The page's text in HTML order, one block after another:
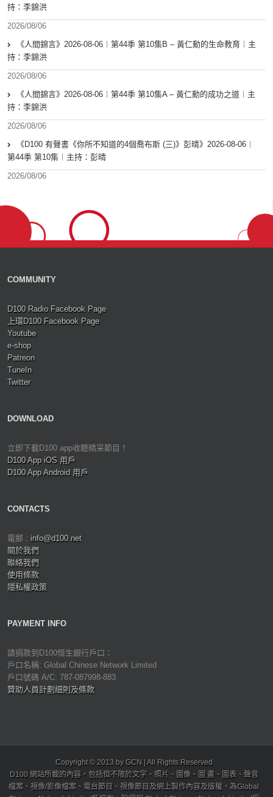
持：李錦洪
2026/08/06
《人間錦言》2026-08-06︱第44季 第10集B – 黃仁勳的生命教育︱主
持：李錦洪
2026/08/06
《人間錦言》2026-08-06︱第44季 第10集A – 黃仁勳的成功之道︱主
持：李錦洪
2026/08/06
《D100 有聲書《你所不知道的4個喬布斯 (三)》彭晴》2026-08-06︱
第44季 第10集︱主持：彭晴
2026/08/06
COMMUNITY
D100 Radio Facebook Page
上環D100 Facebook Page
Youtube
e-shop
Patreon
TuneIn
Twitter
DOWNLOAD
立即下載D100 app收聽精采節目！
D100 App iOS 用戶
D100 App Android 用戶
CONTACTS
電郵 : info@d100.net
關於我們
聯絡我們
使用條款
隱私權政策
PAYMENT INFO
請捐款到D100恒生銀行戶口：
戶口名稱: Global Chinese Network Limited
戶口號碼 A/C: 787-087998-883
贊助人員計劃細則及條款
Copyright © 2013 by GCN | All Rights Reserved
D100 網站所載的內容，包括但不限於文字、照片、圖像、圖 畫、圖表、聲音
檔案、視像/影像檔案、電台節目、視像節目及網上製作內容及版權，為Global